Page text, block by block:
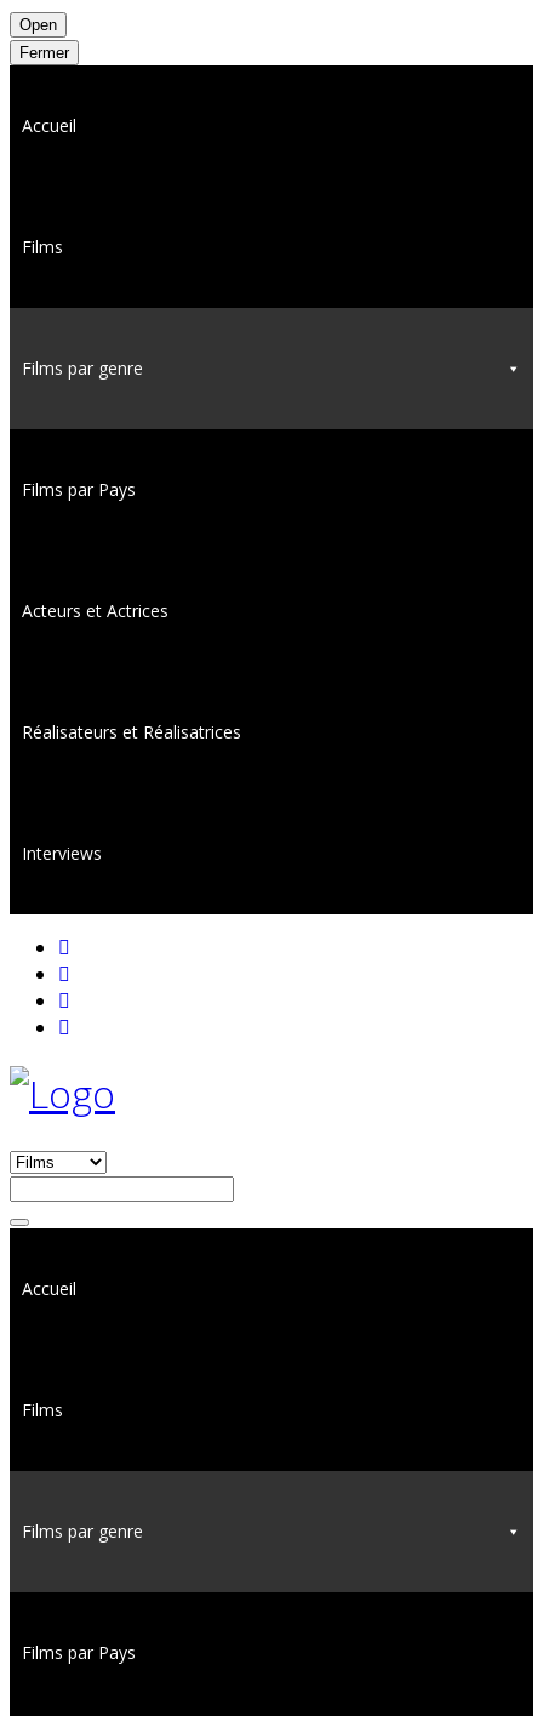
Open
Fermer
Accueil
Films
Films par genre
Films par Pays
Acteurs et Actrices
Réalisateurs et Réalisatrices
Interviews
Accueil
Films
Films par genre
Films par Pays